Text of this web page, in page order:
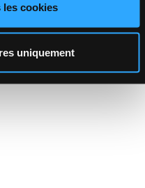
cookies
uniquement